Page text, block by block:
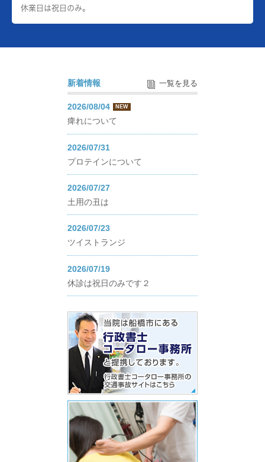
休業日は祝日のみ。
新着情報 一覧を見る
2026/08/04 NEW
痺れについて
2026/07/31
プロテインについて
2026/07/27
土用の丑は
2026/07/23
ツイストランジ
2026/07/19
休診は祝日のみです２